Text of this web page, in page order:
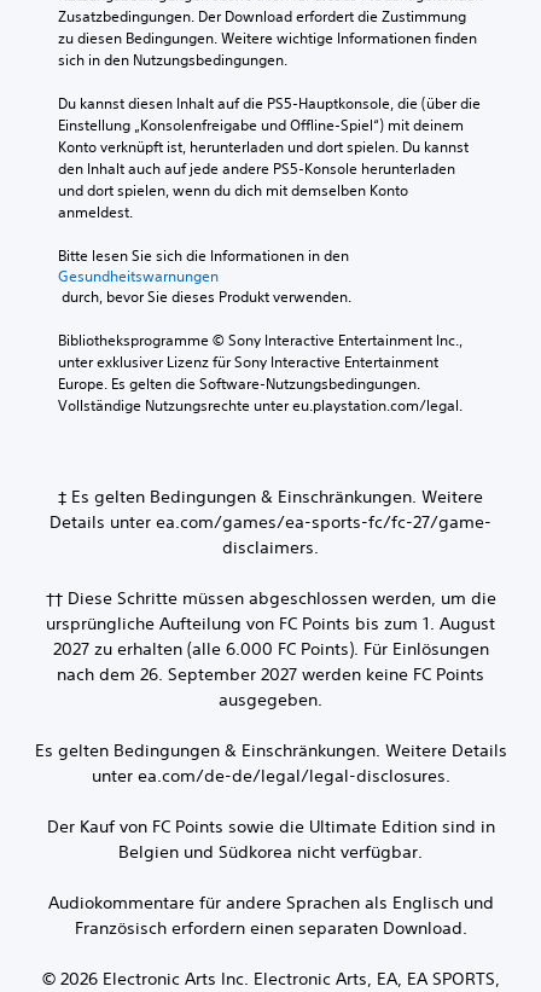
Zusatzbedingungen. Der Download erfordert die Zustimmung
zu diesen Bedingungen. Weitere wichtige Informationen finden
sich in den Nutzungsbedingungen.
Du kannst diesen Inhalt auf die PS5-Hauptkonsole, die (über die
Einstellung „Konsolenfreigabe und Offline-Spiel“) mit deinem
Konto verknüpft ist, herunterladen und dort spielen. Du kannst
den Inhalt auch auf jede andere PS5-Konsole herunterladen
und dort spielen, wenn du dich mit demselben Konto
anmeldest.
Bitte lesen Sie sich die Informationen in den
Gesundheitswarnungen
durch, bevor Sie dieses Produkt verwenden.
Bibliotheksprogramme © Sony Interactive Entertainment Inc.,
unter exklusiver Lizenz für Sony Interactive Entertainment
Europe. Es gelten die Software-Nutzungsbedingungen.
Vollständige Nutzungsrechte unter eu.playstation.com/legal.
‡ Es gelten Bedingungen & Einschränkungen. Weitere
Details unter ea.com/games/ea-sports-fc/fc-27/game-
disclaimers.
†† Diese Schritte müssen abgeschlossen werden, um die
ursprüngliche Aufteilung von FC Points bis zum 1. August
2027 zu erhalten (alle 6.000 FC Points). Für Einlösungen
nach dem 26. September 2027 werden keine FC Points
ausgegeben.
Es gelten Bedingungen & Einschränkungen. Weitere Details
unter ea.com/de-de/legal/legal-disclosures.
Der Kauf von FC Points sowie die Ultimate Edition sind in
Belgien und Südkorea nicht verfügbar.
Audiokommentare für andere Sprachen als Englisch und
Französisch erfordern einen separaten Download.
© 2026 Electronic Arts Inc. Electronic Arts, EA, EA SPORTS,